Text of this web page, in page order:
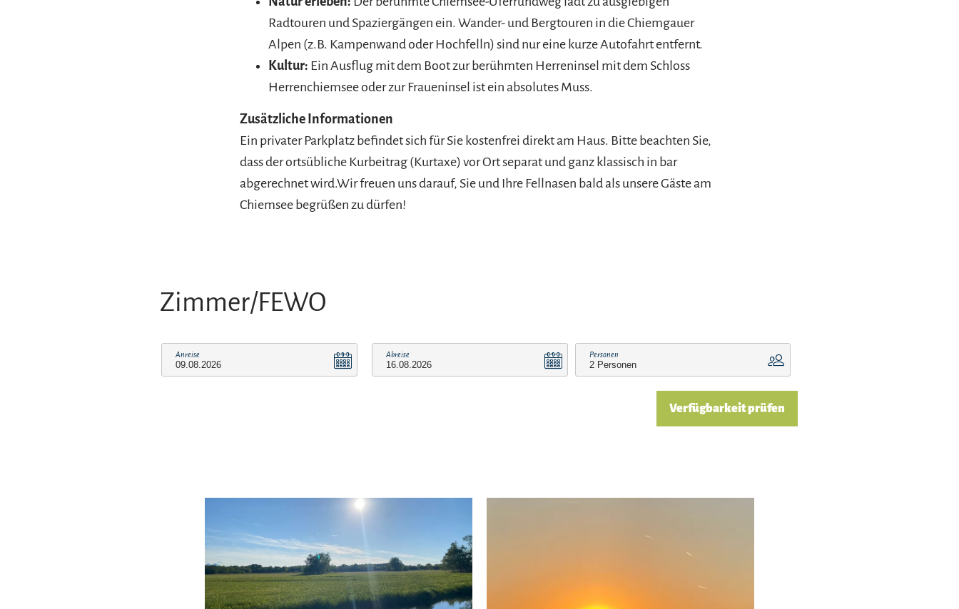
Radtouren und Spaziergängen ein. Wander- und Bergtouren in die Chiemgauer
Alpen (z.B. Kampenwand oder Hochfelln) sind nur eine kurze Autofahrt entfernt.
Kultur: Ein Ausflug mit dem Boot zur berühmten Herreninsel mit dem Schloss
Herrenchiemsee oder zur Fraueninsel ist ein absolutes Muss.
Zusätzliche Informationen
Ein privater Parkplatz befindet sich für Sie kostenfrei direkt am Haus. Bitte beachten Sie,
dass der ortsübliche Kurbeitrag (Kurtaxe) vor Ort separat und ganz klassisch in bar
abgerechnet wird.Wir freuen uns darauf, Sie und Ihre Fellnasen bald als unsere Gäste am
Chiemsee begrüßen zu dürfen!
Zimmer/FEWO
Anreise Abreise Personen
Verfügbarkeit prüfen